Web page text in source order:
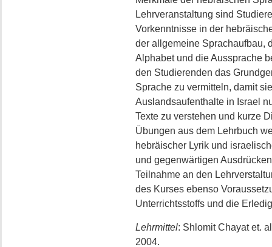
Lehrveranstaltung sind
Vorkenntnisse in der
der allgemeine Sprachaufbau,
Alphabet und die Aussprache
den Studierenden das
Sprache zu vermitteln, damit
Auslandsaufenthalte in Israel
Texte zu verstehen und kurze
Übungen aus dem Lehrbuch
hebräischer Lyrik und
und gegenwärtigen
Teilnahme an den
des Kurses ebenso
Unterrichtsstoffs und die
Lehrmittel: Shlomit Chayat et.
2004.